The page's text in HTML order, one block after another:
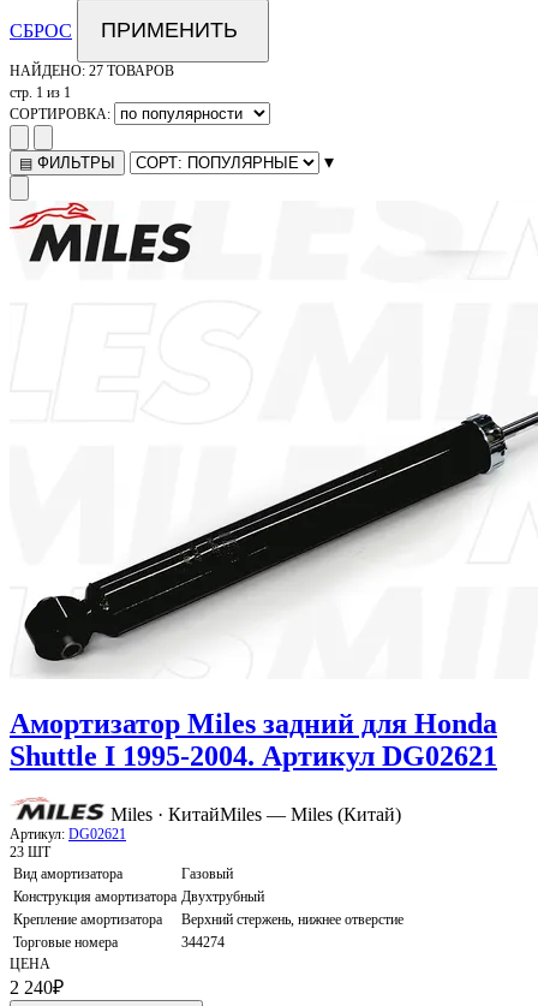
СБРОС ПРИМЕНИТЬ
НАЙДЕНО: 27 ТОВАРОВ
стр. 1 из 1
СОРТИРОВКА:
▤ ФИЛЬТРЫ ▾
Амортизатор Miles задний для Honda
Shuttle I 1995-2004. Артикул DG02621
Miles · КитайMiles — Miles (Китай)
Артикул: DG02621
23 ШТ
Вид амортизатора
Газовый
Конструкция амортизатора Двухтрубный
Крепление амортизатора
Верхний стержень, нижнее отверстие
Торговые номера
344274
ЦЕНА
2 240₽